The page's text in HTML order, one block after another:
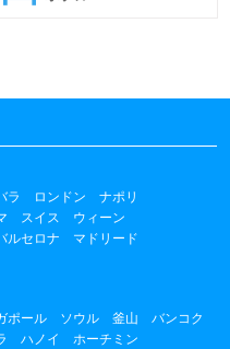
ラ ロンドン
ナポリ
スイス
ウィーン
ルセロナ
マドリード
ポール ソウル 釜山
バンコク
ハノイ
ホーチミン